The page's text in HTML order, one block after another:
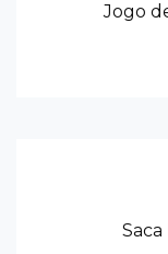
Jogo